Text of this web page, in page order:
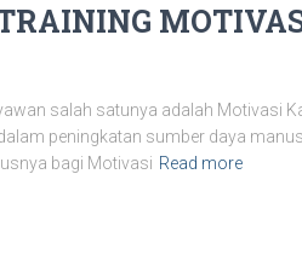
salah satunya adalah Motivasi
peningkatan sumber daya
bagi Motivasi Read more